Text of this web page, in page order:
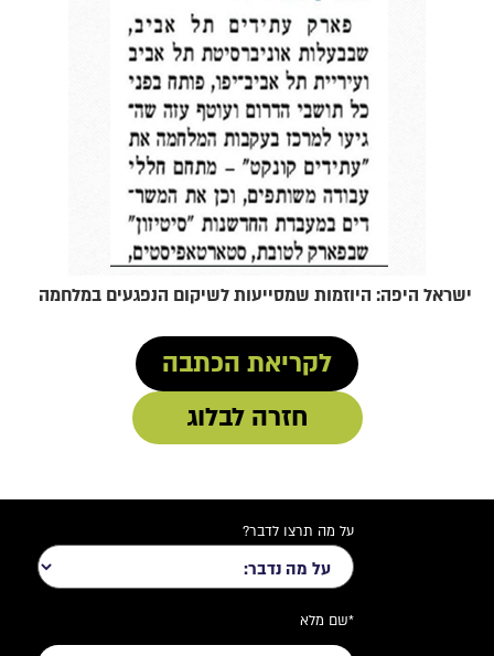
ישראל היפה: היוזמות שמסייעות לשיקום הנפגעים במלחמה
חזרה לבלוג
לקריאת הכתבה
על מה תרצו לדבר?
*שם מלא